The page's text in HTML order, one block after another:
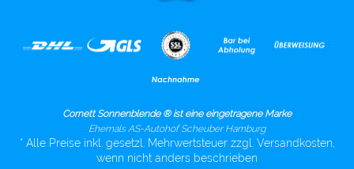
Cornett Sonnenblende ® ist eine eingetragene Marke
Ehemals AS-Autohof Scheuber Hamburg
* Alle Preise inkl. gesetzl. Mehrwertsteuer zzgl. Versandkosten,
wenn nicht anders beschrieben